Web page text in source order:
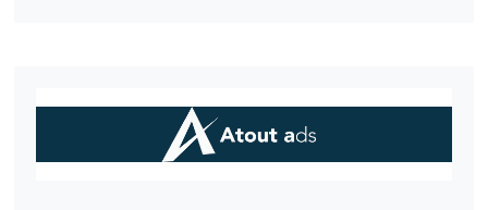
attenzione alle relazioni umane, all'agilità e all'affidabilità delle